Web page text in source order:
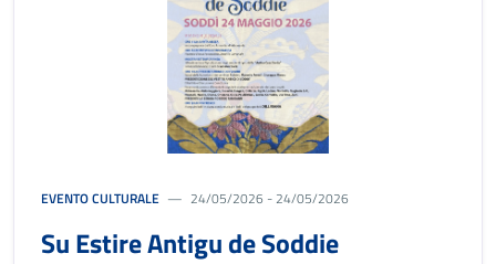
EVENTO CULTURALE 24/05/2026 - 24/05/2026
Su Estire Antigu de Soddie